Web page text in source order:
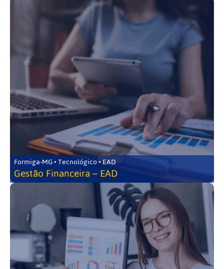
Formiga-MG • Tecnológico • EAD
Gestão Financeira – EAD